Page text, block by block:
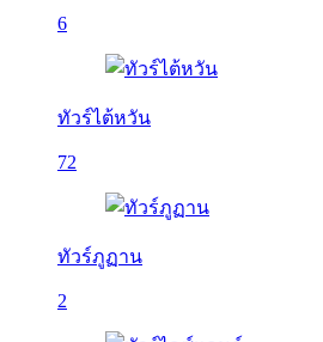
6
ทัวร์ไต้หวัน
72
ทัวร์ภูฏาน
2